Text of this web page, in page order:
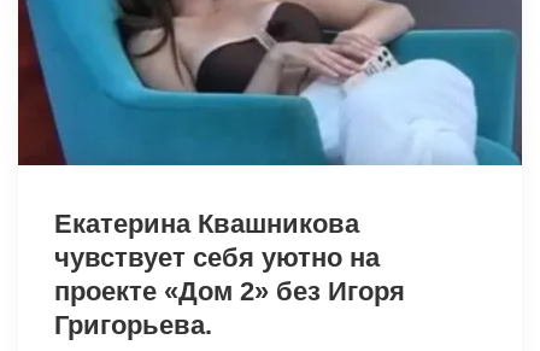
Екатерина Квашникова
чувствует себя уютно на
проекте «Дом 2» без Игоря
Григорьева.